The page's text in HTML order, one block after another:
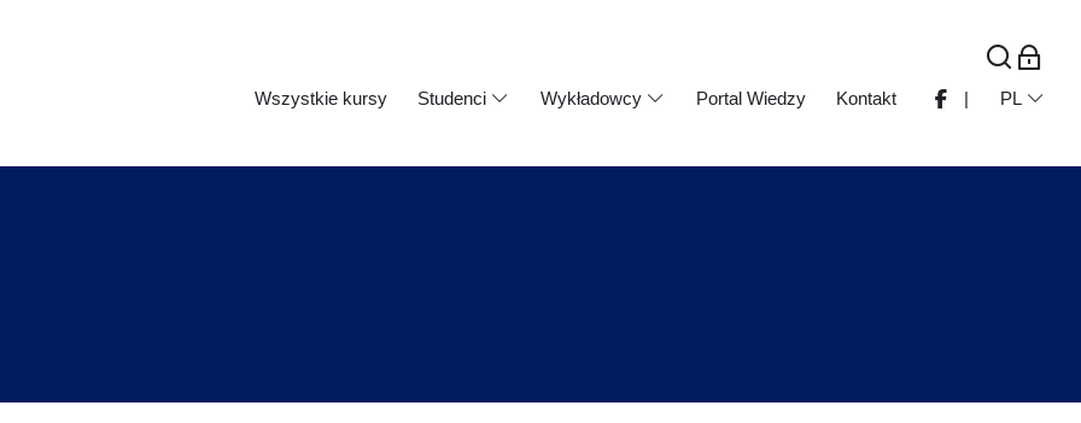
Wszystkie kursy Studenci Wykładowcy Portal Wiedzy Kontakt | PL